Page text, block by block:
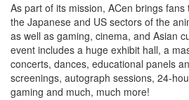
As part of its mission, ACen brings
the Japanese and US sectors of the
as well as gaming, cinema, and Asian
event includes a huge exhibit hall, a
concerts, dances, educational panels
screenings, autograph sessions, 24-
gaming and much, much more!